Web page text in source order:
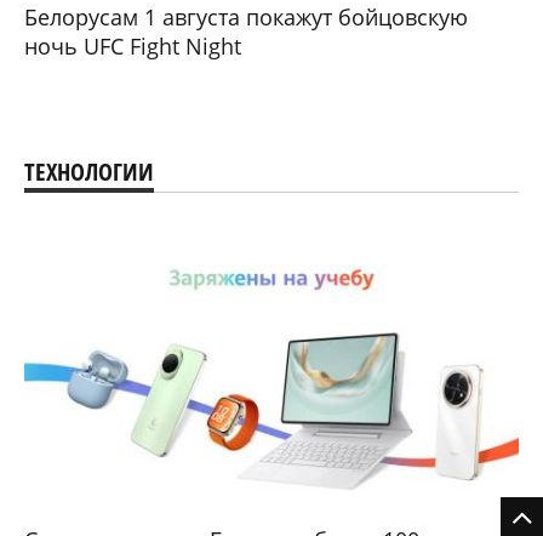
Белорусам 1 августа покажут бойцовскую
ночь UFC Fight Night
ТЕХНОЛОГИИ